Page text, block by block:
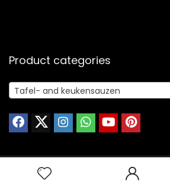
Product categories
Tafel- and keukensauzen
© 2021 Ontworpen door Portfolio